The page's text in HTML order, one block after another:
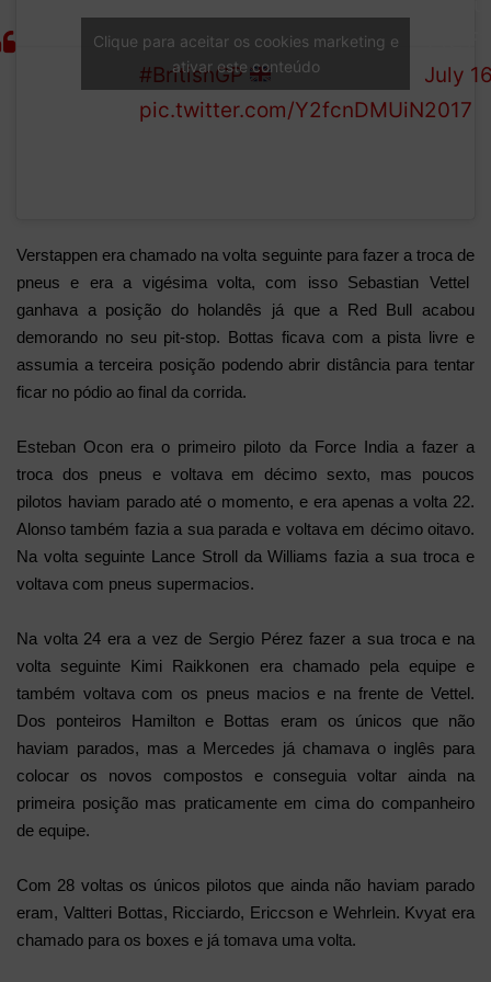
21/51
VET
the
the championship leader
#BritishGP
pic.twitter.com/Y2fcnDMUiN
July
2017
Clique para aceitar os cookies marketing e
ativar este conteúdo
Verstappen era chamado na volta seguinte para fazer a troca de
pneus e era a vigésima volta, com isso Sebastian Vettel
ganhava a posição do holandês já que a Red Bull acabou
demorando no seu pit-stop. Bottas ficava com a pista livre e
assumia a terceira posição podendo abrir distância para tentar
ficar no pódio ao final da corrida.
Esteban Ocon era o primeiro piloto da Force India a fazer a
troca dos pneus e voltava em décimo sexto, mas poucos
pilotos haviam parado até o momento, e era apenas a volta 22.
Alonso também fazia a sua parada e voltava em décimo oitavo.
Na volta seguinte Lance Stroll da Williams fazia a sua troca e
voltava com pneus supermacios.
Na volta 24 era a vez de Sergio Pérez fazer a sua troca e na
volta seguinte Kimi Raikkonen era chamado pela equipe e
também voltava com os pneus macios e na frente de Vettel.
Dos ponteiros Hamilton e Bottas eram os únicos que não
haviam parados, mas a Mercedes já chamava o inglês para
colocar os novos compostos e conseguia voltar ainda na
primeira posição mas praticamente em cima do companheiro
de equipe.
Com 28 voltas os únicos pilotos que ainda não haviam parado
eram, Valtteri Bottas, Ricciardo, Ericcson e Wehrlein. Kvyat era
chamado para os boxes e já tomava uma volta.